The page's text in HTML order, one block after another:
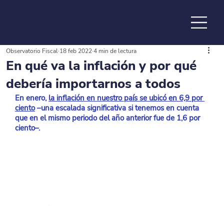
de la
En qué va la inflación y por qué
debería importarnos a todos
Observatorio Fiscal 18 feb 20224 min de lectura
En enero, la inflación en nuestro país se ubicó en 6,9 por
ciento –una escalada significativa si tenemos en cuenta
que en el mismo periodo del año anterior fue de 1,6 por
ciento–.